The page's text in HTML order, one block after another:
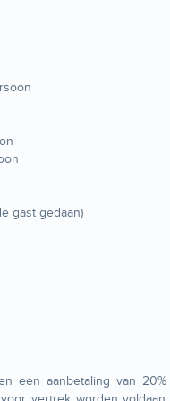
gast gedaan)
een aanbetaling van